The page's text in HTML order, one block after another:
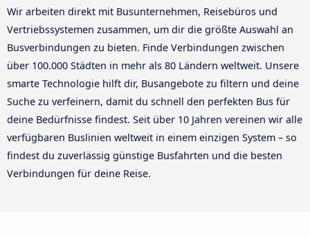
Wir arbeiten direkt mit Busunternehmen, Reisebüros und
Vertriebssystemen zusammen, um dir die größte Auswahl an
Busverbindungen zu bieten. Finde Verbindungen zwischen
über 100.000 Städten in mehr als 80 Ländern weltweit. Unsere
smarte Technologie hilft dir, Busangebote zu filtern und deine
Suche zu verfeinern, damit du schnell den perfekten Bus für
deine Bedürfnisse findest. Seit über 10 Jahren vereinen wir alle
verfügbaren Buslinien weltweit in einem einzigen System – so
findest du zuverlässig günstige Busfahrten und die besten
Verbindungen für deine Reise.